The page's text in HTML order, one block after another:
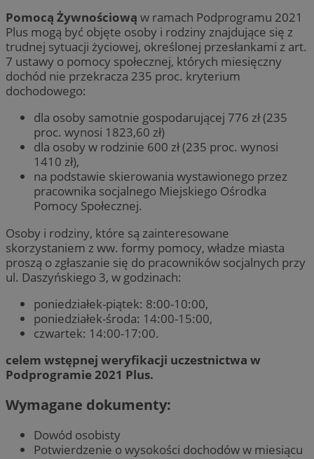
Pomocą Żywnościową w ramach Podprogramu 2021
Plus mogą być objęte osoby i rodziny znajdujące się z
trudnej sytuacji życiowej, określonej przesłankami z art.
7 ustawy o pomocy społecznej, których miesięczny
dochód nie przekracza 235 proc. kryterium
dochodowego:
dla osoby samotnie gospodarującej 776 zł (235
proc. wynosi 1823,60 zł)
dla osoby w rodzinie 600 zł (235 proc. wynosi
1410 zł),
na podstawie skierowania wystawionego przez
pracownika socjalnego Miejskiego Ośrodka
Pomocy Społecznej.
Osoby i rodziny, które są zainteresowane
skorzystaniem z ww. formy pomocy, władze miasta
proszą o zgłaszanie się do pracowników socjalnych przy
ul. Daszyńskiego 3, w godzinach:
poniedziałek-piątek: 8:00-10:00,
poniedziałek-środa: 14:00-15:00,
czwartek: 14:00-17:00.
celem wstępnej weryfikacji uczestnictwa w
Podprogramie 2021 Plus.
Wymagane dokumenty:
Dowód osobisty
Potwierdzenie o wysokości dochodów w miesiącu